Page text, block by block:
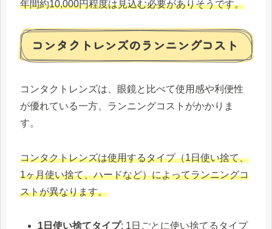
年間約10,000円程度は見込む必要がありそうです。
コンタクトレンズのランニングコスト
コンタクトレンズは、眼鏡と比べて使用感や利便性
が優れている一方、ランニングコストがかかりま
す。
コンタクトレンズは使用するタイプ（1日使い捨て、
1ヶ月使い捨て、ハードなど）によってランニングコ
ストが異なります。
1日使い捨てタイプ: 1日ごとに使い捨てるタイプ